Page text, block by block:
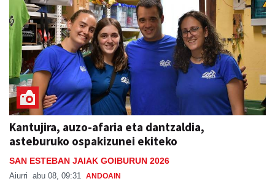
Kantujira, auzo-afaria eta dantzaldia,
asteburuko ospakizunei ekiteko
SAN ESTEBAN JAIAK GOIBURUN 2026
Aiurri abu 08, 09:31 ANDOAIN